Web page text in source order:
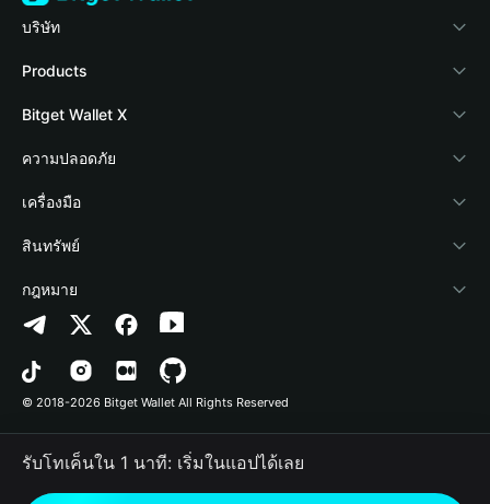
บริษัท
เกี่ยวกับ Bitget Wallet
Blog
Academy
ข่าวสารด้านคริปโต
ศูนย์ช่วยเหลือ
ติดต่อเรา
ทรัพยากรข้อมูลของแบรนด์
อาชีพ
Products
Crypto Card
Stablecoin Earn
Payfi Crypto
Crypto Swap API
Altcoin Season Index
Prediction Markets
DApp
RWA
Bitget Wallet X
นักพัฒนา
เชื่อมต่อ Wallet
Bitget Wallet Pay
ลิสต์โปรเจกต์
ความปลอดภัย
Protection Fund
เทคโนโลยีความปลอดภัย
เครื่องมือ
ซื้อคริปโต
การตรวจจับการอนุญาต
การตรวจจับสัญญา
การโอนเป็นชุด
สินทรัพย์
Arbitrum
Avalanche
Bitcoin
Polygon
กฎหมาย
นโยบายความเป็นส่วนตัว
ข้อตกลงในการใช้บริการ
© 2018-2026 Bitget Wallet All Rights Reserved
รับโทเค็นใน 1 นาที: เริ่มในแอปได้เลย